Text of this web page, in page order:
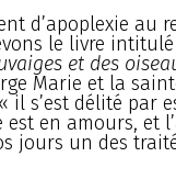
d’apoplexie au
le livre
et des
Marie et la
s’est délité par
est en amours, et
jours un des